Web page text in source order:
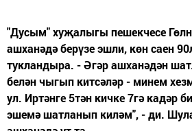
"Дусым" хуҗалыгы пешекчесе
ашханәдә берүзе эшли, көн саен
тукландыра. - Әгәр ашханәдән
белән чыгып китсәләр - минем
ул. Иртәнге 5тән кичке 7гә кадәр
эшемә шатланып киләм", - ди.